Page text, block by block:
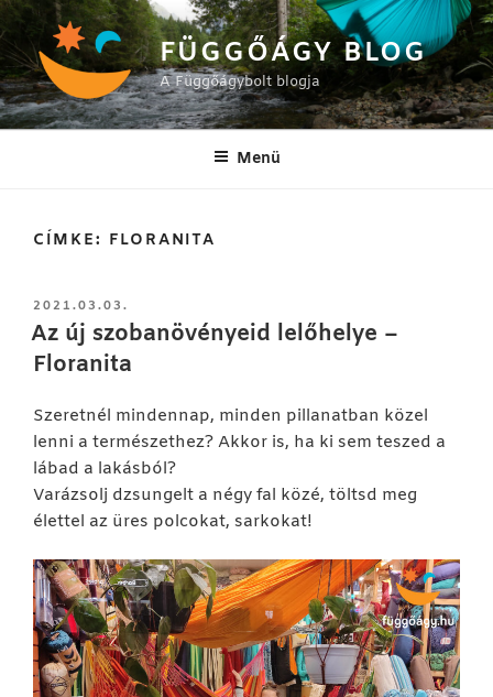
Tartalomhoz
FÜGGŐÁGY BLOG
A Függőágybolt blogja
Menü
CÍMKE: FLORANITA
BEKÜLDVE:
2021.03.03.
Az új szobanövényeid lelőhelye –
Floranita
Szeretnél mindennap, minden pillanatban közel
lenni a természethez? Akkor is, ha ki sem teszed a
lábad a lakásból?
Varázsolj dzsungelt a négy fal közé, töltsd meg
élettel az üres polcokat, sarkokat!